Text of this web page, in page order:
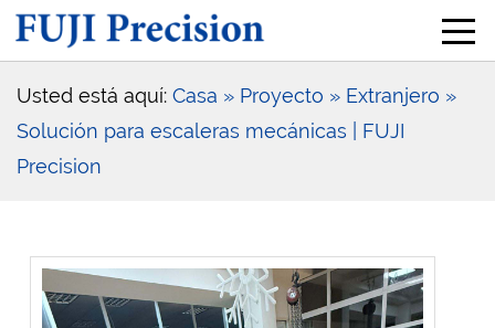
Usted está aquí: Casa » Proyecto » Extranjero »
Solución para escaleras mecánicas | FUJI
Precision